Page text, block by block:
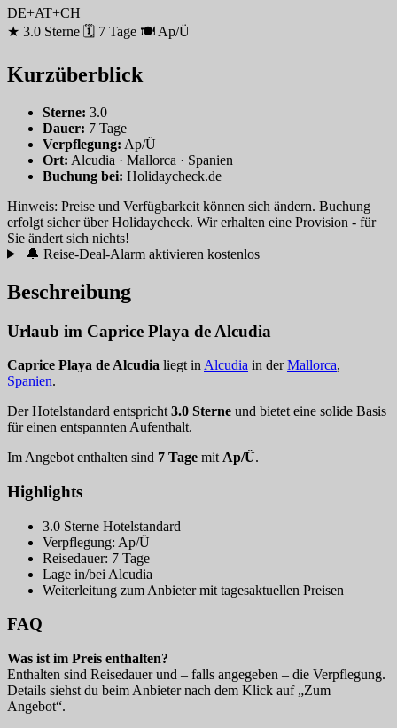
DE+AT+CH
★ 3.0 Sterne 🗓 7 Tage 🍽 Ap/Ü
Kurzüberblick
Sterne: 3.0
Dauer: 7 Tage
Verpflegung: Ap/Ü
Ort: Alcudia · Mallorca · Spanien
Buchung bei: Holidaycheck.de
Hinweis: Preise und Verfügbarkeit können sich ändern. Buchung
erfolgt sicher über Holidaycheck. Wir erhalten eine Provision - für
Sie ändert sich nichts!
🔔 Reise-Deal-Alarm aktivieren kostenlos
Beschreibung
Urlaub im Caprice Playa de Alcudia
Caprice Playa de Alcudia liegt in Alcudia in derMallorca,
Spanien.
Der Hotelstandard entspricht 3.0 Sterne und bietet eine solide Basis
für einen entspannten Aufenthalt.
Im Angebot enthalten sind 7 Tage mit Ap/Ü.
Highlights
3.0 Sterne Hotelstandard
Verpflegung: Ap/Ü
Reisedauer: 7 Tage
Lage in/bei Alcudia
Weiterleitung zum Anbieter mit tagesaktuellen Preisen
FAQ
Was ist im Preis enthalten?
Enthalten sind Reisedauer und – falls angegeben – die Verpflegung.
Details siehst du beim Anbieter nach dem Klick auf „Zum
Angebot“.